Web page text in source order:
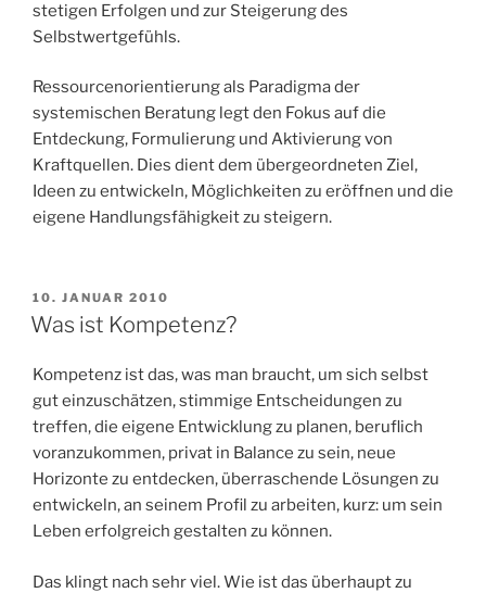
stetigen Erfolgen und zur Steigerung des
Selbstwertgefühls.
Ressourcenorientierung als Paradigma der
systemischen Beratung legt den Fokus auf die
Entdeckung, Formulierung und Aktivierung von
Kraftquellen. Dies dient dem übergeordneten Ziel,
Ideen zu entwickeln, Möglichkeiten zu eröffnen und die
eigene Handlungsfähigkeit zu steigern.
VERÖFFENTLICHT
AM
10. JANUAR 2010
Was ist Kompetenz?
Kompetenz ist das, was man braucht, um sich selbst
gut einzuschätzen, stimmige Entscheidungen zu
treffen, die eigene Entwicklung zu planen, beruflich
voranzukommen, privat in Balance zu sein, neue
Horizonte zu entdecken, überraschende Lösungen zu
entwickeln, an seinem Profil zu arbeiten, kurz: um sein
Leben erfolgreich gestalten zu können.
Das klingt nach sehr viel. Wie ist das überhaupt zu